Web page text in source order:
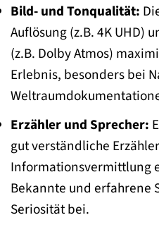
Bild- und Tonqualität:
Auflösung (z.B. 4K UHD)
(z.B. Dolby Atmos)
Erlebnis, besonders bei
Erzähler und Sprecher:
gut verständliche
Informationsvermittlung
Bekannte und erfahrene
Seriosität bei.